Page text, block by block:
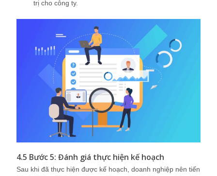
trị cho công ty.
4.5 Bước 5: Đánh giá thực hiện kế hoạch
Sau khi đã thực hiện được kế hoạch, doanh nghiệp nên tiến